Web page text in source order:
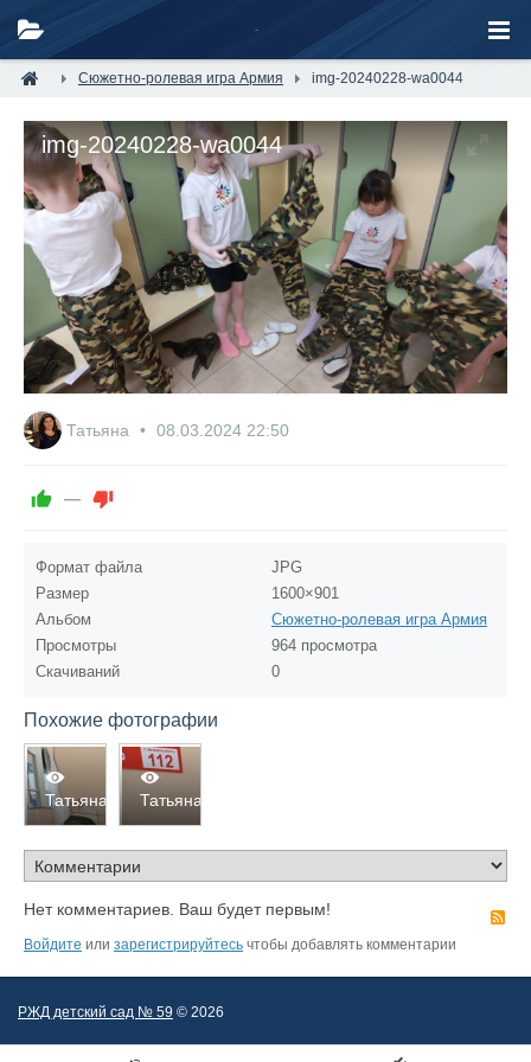
Сюжетно-ролевая игра Армия img-20240228-wa0044
img-20240228-wa0044
Татьяна 08.03.2024 22:50
—
Формат файла
JPG
Размер
1600×901
Альбом
Сюжетно-ролевая игра Армия
Просмотры
964 просмотра
Скачиваний
0
Похожие фотографии
1029
0
Татьяна
1026
Татьяна
Нет комментариев. Ваш будет первым!
Войдите или зарегистрируйтесь чтобы добавлять комментарии
РЖД детский сад № 59 © 2026